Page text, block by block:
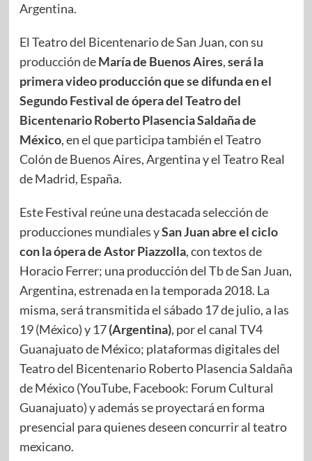
Argentina.
El Teatro del Bicentenario de San Juan, con su
producción deMaría de Buenos Aires,será la
primera video producción que se difunda en el
Segundo Festival de ópera del Teatro del
Bicentenario Roberto Plasencia Saldaña de
México, en el que participa también el Teatro
Colón de Buenos Aires, Argentina y el Teatro Real
de Madrid, España.
Este Festival reúne una destacada selección de
producciones mundiales ySan Juan abre el ciclo
con la ópera de Astor Piazzolla, con textos de
Horacio Ferrer; una producción del Tb de San Juan,
Argentina, estrenada en la temporada 2018. La
misma, será transmitida el sábado 17 de julio, a las
19 (México) y 17(Argentina), por el canal TV4
Guanajuato de México; plataformas digitales del
Teatro del Bicentenario Roberto Plasencia Saldaña
de México (YouTube, Facebook: Forum Cultural
Guanajuato) y además se proyectará en forma
presencial para quienes deseen concurrir al teatro
mexicano.